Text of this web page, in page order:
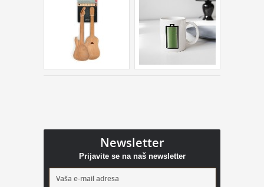
Newsletter
Prijavite se na naš newsletter